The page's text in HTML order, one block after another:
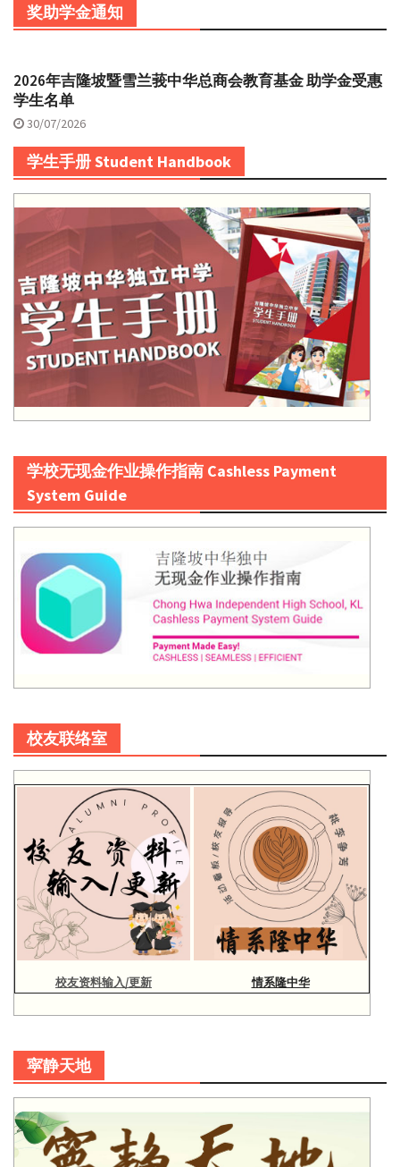
奖助学金通知
2026年吉隆坡暨雪兰莪中华总商会教育基金 助学金受惠
学生名单
30/07/2026
学生手册 Student Handbook
学校无现金作业操作指南 Cashless Payment
System Guide
校友联络室
校友资料输入/更新 情系隆中华
寜静天地